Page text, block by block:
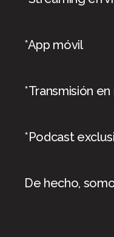
*App móvil
*Transmisión
*Podcast
De hecho,